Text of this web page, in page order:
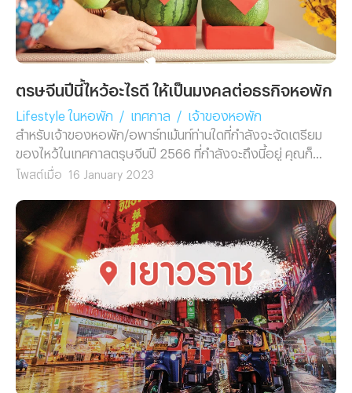
ตรุษจีนปีนี้ไหว้อะไรดี ให้เป็นมงคลต่อธุรกิจหอพัก
Lifestyle ในหอพัก / เทศกาล /
เจ้าของหอพัก
สำหรับเจ้าของหอพัก/อพาร์ทเม้นท์ท่านใดที่กำลังจะจัดเตรียม
ของไหว้ในเทศกาลตรุษจีนปี 2566 ที่กำลังจะถึงนี้อยู่ คุณก็
คงจะต้องรีบเข้ามาอ่านบทความนี้แบบด่วนๆ เพราะทางทีมงาน
ทเม้นท์และตัวคุณเองมาฝาก ซึ่งเราขอรับรองเลยว่าชีวิตของ
คุณจะพบเจอแต่ความเฮง ความปัง ความมั่งคั่ง ตลอดทั้งปี
อย่างแน่นอน เพราะฉะนั้นเพื่อไม่ให้เป็นการเสียเวลา เราไปพบกับ
ของไหว้สุดมงคลในตรุษจีนปี 2566 พร้อมๆ กันเลย
โพสต์เมื่อ 16 January 2023